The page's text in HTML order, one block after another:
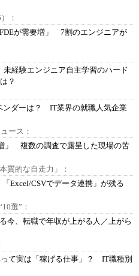
：
が需要増」 7割のエンジニアが
経験エンジニア自主学習のハード
？
ンダーは？ IT業界の就職人気企業
ース：
」 複数の調査で露呈した現場の苦
質的な自走力」：
Excel/CSVでデータ連携」が残る
選”：
今、転職で年収が上がる人／上がら
て実は「稼げる仕事」？ IT職種別